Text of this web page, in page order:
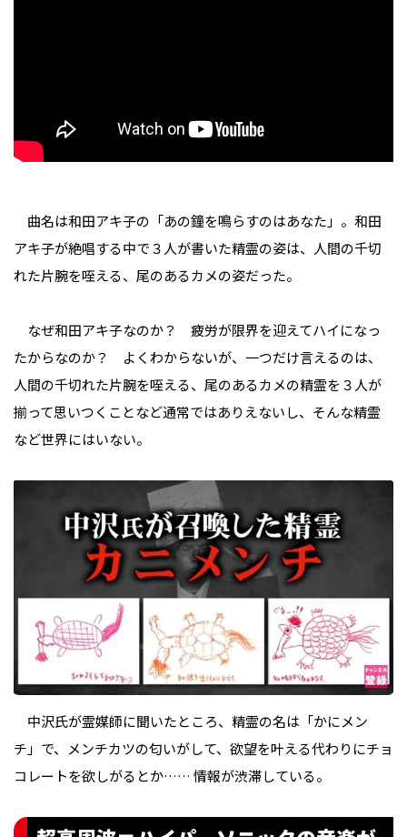
曲名は和田アキ子の「あの鐘を鳴らすのはあなた」。和田
アキ子が絶唱する中で３人が書いた精霊の姿は、人間の千切
れた片腕を咥える、尾のあるカメの姿だった。
なぜ和田アキ子なのか？ 疲労が限界を迎えてハイになっ
たからなのか？ よくわからないが、一つだけ言えるのは、
人間の千切れた片腕を咥える、尾のあるカメの精霊を３人が
揃って思いつくことなど通常ではありえないし、そんな精霊
など世界にはいない。
中沢氏が霊媒師に聞いたところ、精霊の名は「かにメン
チ」で、メンチカツの匂いがして、欲望を叶える代わりにチョ
コレートを欲しがるとか…… 情報が渋滞している。